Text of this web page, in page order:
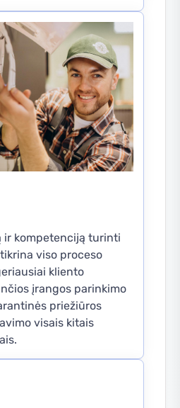
ir kompetenciją turinti
viso proceso
kliento
įrangos parinkimo
priežiūros
visais kitais